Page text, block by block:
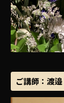
ご講師：渡